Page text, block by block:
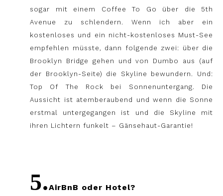
sogar mit einem Coffee To Go über die 5th
Avenue zu schlendern. Wenn ich aber ein
kostenloses und ein nicht-kostenloses Must-See
empfehlen müsste, dann folgende zwei: über die
Brooklyn Bridge gehen und von Dumbo aus (auf
der Brooklyn-Seite) die Skyline bewundern. Und:
Top Of The Rock bei Sonnenuntergang. Die
Aussicht ist atemberaubend und wenn die Sonne
erstmal untergegangen ist und die Skyline mit
ihren Lichtern funkelt – Gänsehaut-Garantie!
5.AirBnB oder Hotel?